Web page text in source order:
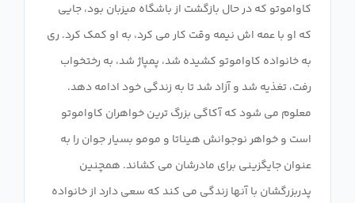
کاواموتو که در حال بازگشت از باشگاه میزبان بود، جایی
که او با عمه اش نیمه وقت کار می کرد، به او کمک کرد. ری
به خانواده کاواموتو کشیده شد، پمپاژ شد، به رختخواب
رفت، تغذیه شد و آزاد شد تا به زندگی خود ادامه دهد.
معلوم می شود که آکاگی بزرگ ترین خواهران کاواموتو
است و خواهر نوجوانش هیناتا و مومو بسیار جوان را به
عنوان جایگزینی برای مادرشان می کشاند. همچنین
پدربزرگشان با آنها زندگی می کند که سعی دارد از خانواده